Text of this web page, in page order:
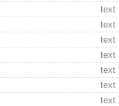
text
text
text
text
text
text
text